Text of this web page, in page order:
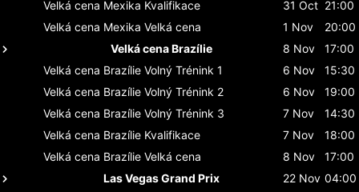
Velká cena Mexika Kvalifikace 31 Oct 21:00
Velká cena Mexika Velká cena 1 Nov
20:00
Velká cena Brazílie
8 Nov
17:00
Velká cena Brazílie Volný Trénink 1 6 Nov
15:30
Velká cena Brazílie Volný Trénink 2 6 Nov
19:00
Velká cena Brazílie Volný Trénink 3 7 Nov
14:30
Velká cena Brazílie Kvalifikace 7 Nov
18:00
Velká cena Brazílie Velká cena 8 Nov
17:00
Las Vegas Grand Prix
22 Nov 04:00